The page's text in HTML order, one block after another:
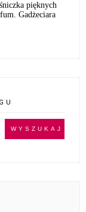
pięknych
Gadżeciara